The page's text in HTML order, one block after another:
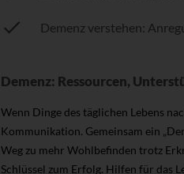
Demenz verstehen:
Demenz: Ressourcen,
Wenn Dinge des täglichen Lebens
Kommunikation. Gemeinsam ein
Weg zu mehr Wohlbefinden trotz
Schlüssel zum Erfolg. Hilfen für das